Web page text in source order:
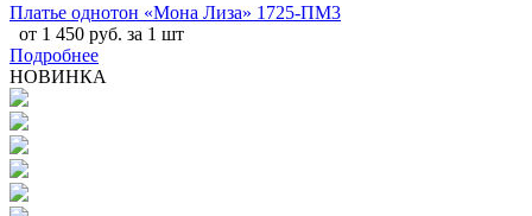
Платье однотон «Мона Лиза» 1725-ПМ3
от 1 450 руб. за 1 шт
Подробнее
НОВИНКА